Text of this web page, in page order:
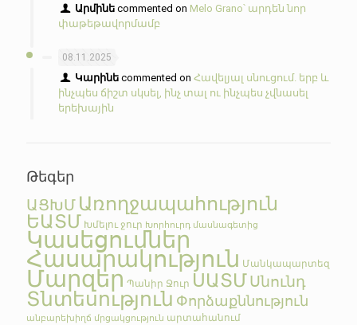
Արմինե commented on Melo Grano՝ արդեն նոր
փաթեթավորմամբ
08.11.2025
Կարինե commented onՀավելյալ սնուցում. երբ և
ինչպես ճիշտ սկսել, ինչ տալ ու ինչպես չվնասել
երեխային
Թեգեր
ԱՑԽՄ Առողջապահություն
ԵԱՏՄ Խմելու ջուր Խորհուրդ մասնագետից
Կասեցումներ
Հասարակություն Մանկապարտեզ
Մարզեր Պանիր Ջուր ՍԱՏՄՍնունդ
Տնտեսություն Փորձաքննություն
անբարեխիղճ մրցակցություն արտահանում